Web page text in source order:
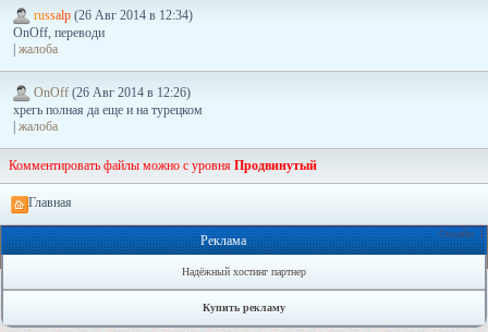
russalp (26 Авг 2014 в 12:34)
OnOff, переводи
жалоба
OnOff (26 Авг 2014 в 12:26)
хрегь полная да еще и на турецком
жалоба
Комментировать файлы можно с уровня Продвинутый
Главная
Онлайн: 1
Реклама
Надёжный хостинг партнер
Купить рекламу